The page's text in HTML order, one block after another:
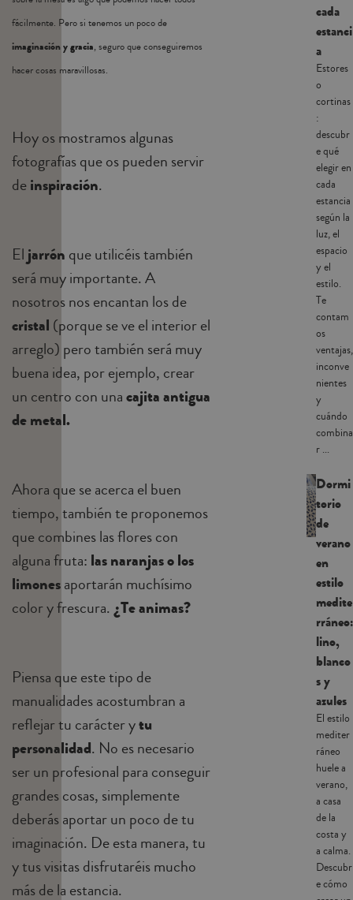
fácilmente. Pero si tenemos un poco de
imaginación y gracia, seguro que conseguiremos
hacer cosas maravillosas.
Hoy os mostramos algunas
fotografías que os pueden servir
deinspiración.
El jarrón que utilicéis también
será muy importante. A
nosotros nos encantan los de
cristal (porque se ve el interior el
arreglo) pero también será muy
buena idea, por ejemplo, crear
un centro con unacajita antigua
de metal.
Ahora que se acerca el buen
tiempo, también te proponemos
que combines las flores con
alguna fruta: las naranjas o los
limonesaportarán muchísimo
color y frescura. ¿Te animas?
Piensa que este tipo de
manualidades acostumbran a
reflejar tu carácter ytu
personalidad. No es necesario
ser un profesional para conseguir
grandes cosas, simplemente
deberás aportar un poco de tu
imaginación. De esta manera, tu
y tus visitas disfrutaréis mucho
más de la estancia.
cada
estanci
a
Estores
o
cortinas
:
descubr
e qué
elegir en
cada
estancia
según la
luz, el
espacio
y el
estilo.
Te
contam
os
ventajas,
inconve
nientes
y
cuándo
combina
r ...
Dormi
torio
de
verano
en
estilo
medite
rráneo:
lino,
blanco
s y
azules
El estilo
mediter
ráneo
huele a
verano,
a casa
de la
costa y
a calma.
Descubr
e cómo